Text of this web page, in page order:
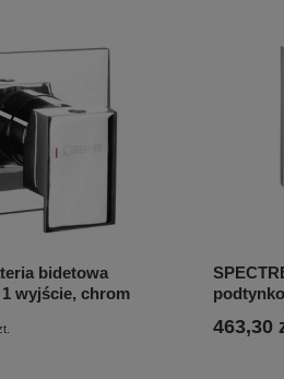
bidetowa
wyjście, chrom
463,30